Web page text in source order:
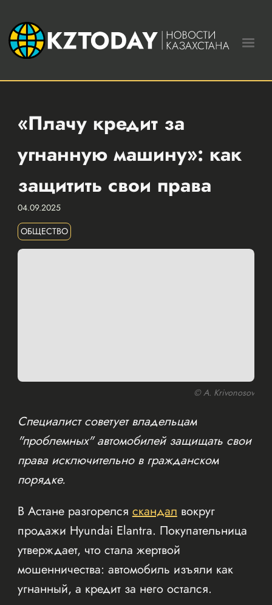
«Плачу кредит за
угнанную машину»: как
защитить свои права
04.09.2025
ОБЩЕСТВО
© A. Krivonosov
Специалист советует владельцам
"проблемных" автомобилей защищать свои
права исключительно в гражданском
порядке.
В Астане разгорелся скандал вокруг
продажи Hyundai Elantra. Покупательница
утверждает, что стала жертвой
мошенничества: автомобиль изъяли как
угнанный, а кредит за него остался.